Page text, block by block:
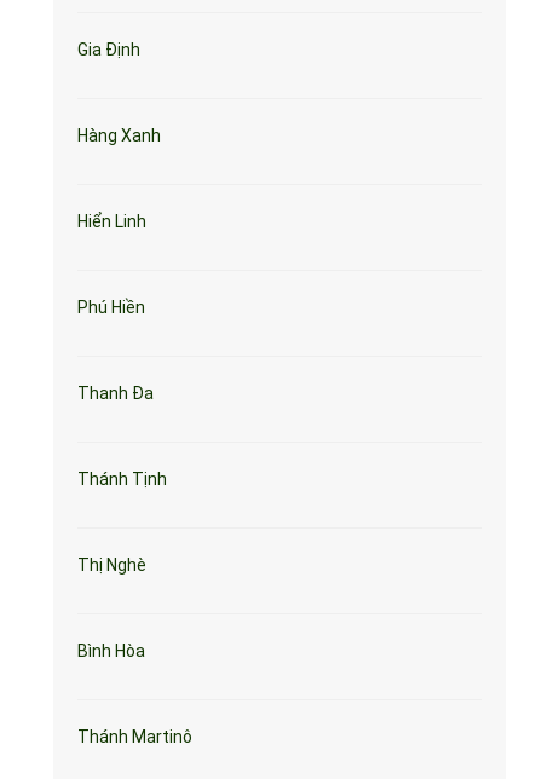
Gia Định
Hàng Xanh
Hiển Linh
Phú Hiền
Thanh Đa
Thánh Tịnh
Thị Nghè
Bình Hòa
Thánh Martinô